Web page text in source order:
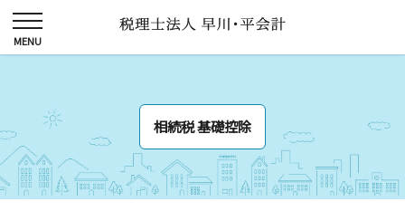
相続税 基礎控除